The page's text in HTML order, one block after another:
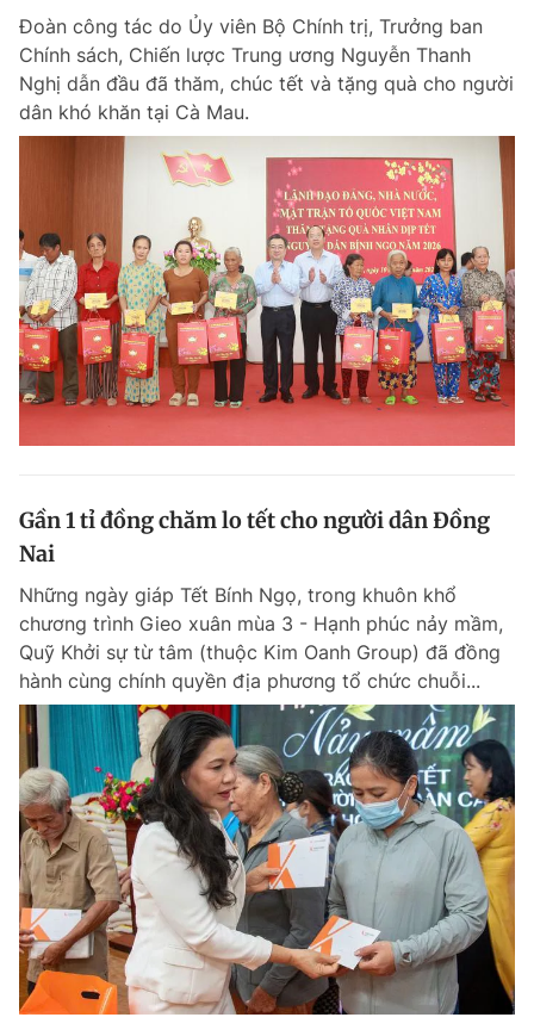
Đoàn công tác do Ủy viên Bộ Chính trị, Trưởng ban
Chính sách, Chiến lược Trung ương Nguyễn Thanh
Nghị dẫn đầu đã thăm, chúc tết và tặng quà cho người
dân khó khăn tại Cà Mau.
Gần 1 tỉ đồng chăm lo tết cho người dân Đồng
Nai
Những ngày giáp Tết Bính Ngọ, trong khuôn khổ
chương trình Gieo xuân mùa 3 - Hạnh phúc nảy mầm,
Quỹ Khởi sự từ tâm (thuộc Kim Oanh Group) đã đồng
hành cùng chính quyền địa phương tổ chức chuỗi...